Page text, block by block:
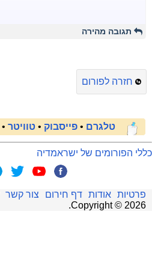
תגובה מהירה
חזרה לפורום
טלגרם • פייסבוק • טוויטר •
כללי הפורומים של ישראמדיה
פרטיות אודות דף חירום צור קשר
Copyright © 2026
.